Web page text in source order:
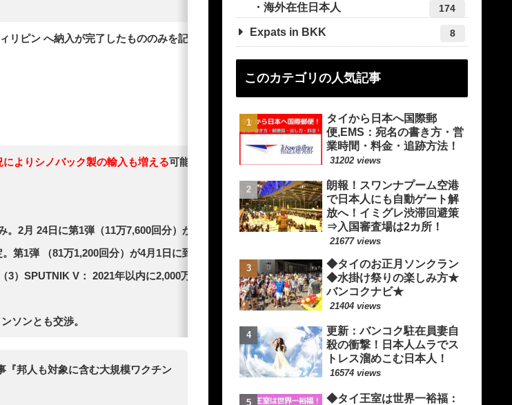
ピン へ納入が完了したもののみを記載）。
によりシノバック製の輸入も増える可能性。
2月 24日に第1弾（11万7,600回分）が到着。
1弾 （81万1,200回分）が4月1日に到着。5月16日に第2弾（168 万2,400回分）が到着。
3）SPUTNIK V： 2021年以内に2,000万回分の調達で合意。
ソンとも交渉。
『邦人も対象に含む大規模ワクチン
海外在住日本人 174
Expats in BKK 8
このカテゴリの人気記事
タイから日本へ国際郵
便,EMS：宛名の書き方・営
業時間・料金・追跡方法！
31202 views
朗報！スワンナプーム空港
で日本人にも自動ゲート解
放へ！イミグレ渋滞回避策
⇒入国審査場は2カ所！
21677 views
◆タイのお正月ソンクラン
◆水掛け祭りの楽しみ方★
バンコクナビ★
21404 views
更新：バンコク駐在員妻自
殺の衝撃！日本人ムラでス
トレス溜めこむ日本人！
16574 views
◆タイ王室は世界一裕福：